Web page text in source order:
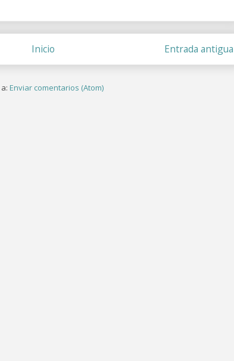
Entrada antigua
Inicio
Enviar comentarios (Atom)